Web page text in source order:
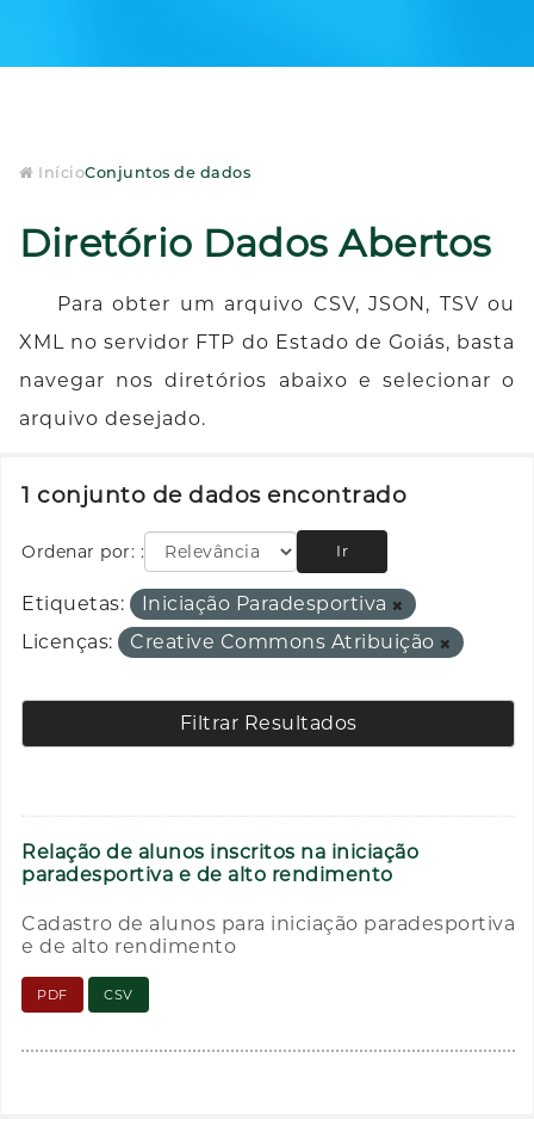
InícioConjuntos de dados
Diretório Dados Abertos
Para obter um arquivo CSV, JSON, TSV ou
XML no servidor FTP do Estado de Goiás, basta
navegar nos diretórios abaixo e selecionar o
arquivo desejado.
1 conjunto de dados encontrado
Ordenar por: Ir
Etiquetas:
Iniciação Paradesportiva
Licenças:
Creative Commons Atribuição
Filtrar Resultados
Relação de alunos inscritos na iniciação
paradesportiva e de alto rendimento
Cadastro de alunos para iniciação paradesportiva
e de alto rendimento
PDF CSV